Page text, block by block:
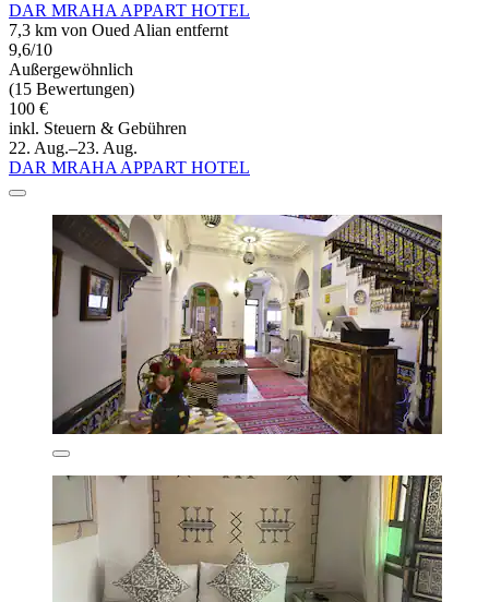
DAR MRAHA APPART HOTEL
7,3 km von Oued Alian entfernt
9,6/10
Außergewöhnlich
(15 Bewertungen)
100 €
inkl. Steuern & Gebühren
22. Aug.–23. Aug.
DAR MRAHA APPART HOTEL